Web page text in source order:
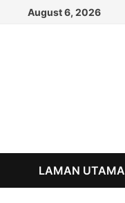
August 6, 2026
LAMAN UTAMA